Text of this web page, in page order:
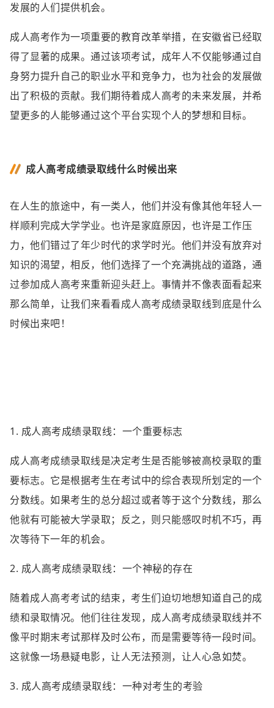
发展的人们提供机会。
成人高考作为一项重要的教育改革举措，在安徽省已经取
得了显著的成果。通过该项考试，成年人不仅能够通过自
身努力提升自己的职业水平和竞争力，也为社会的发展做
出了积极的贡献。我们期待着成人高考的未来发展，并希
望更多的人能够通过这个平台实现个人的梦想和目标。
成人高考成绩录取线什么时候出来
在人生的旅途中，有一类人，他们并没有像其他年轻人一
样顺利完成大学学业。也许是家庭原因，也许是工作压
力，他们错过了年少时代的求学时光。他们并没有放弃对
知识的渴望，相反，他们选择了一个充满挑战的道路，通
过参加成人高考来重新迎头赶上。事情并不像表面看起来
那么简单，让我们来看看成人高考成绩录取线到底是什么
时候出来吧！
1. 成人高考成绩录取线：一个重要标志
成人高考成绩录取线是决定考生是否能够被高校录取的重
要标志。它是根据考生在考试中的综合表现所划定的一个
分数线。如果考生的总分超过或者等于这个分数线，那么
他就有可能被大学录取；反之，则只能感叹时机不巧，再
次等待下一年的机会。
2. 成人高考成绩录取线：一个神秘的存在
随着成人高考考试的结束，考生们迫切地想知道自己的成
绩和录取情况。他们往往发现，成人高考成绩录取线并不
像平时期末考试那样及时公布，而是需要等待一段时间。
这就像一场悬疑电影，让人无法预测，让人心急如焚。
3. 成人高考成绩录取线：一种对考生的考验